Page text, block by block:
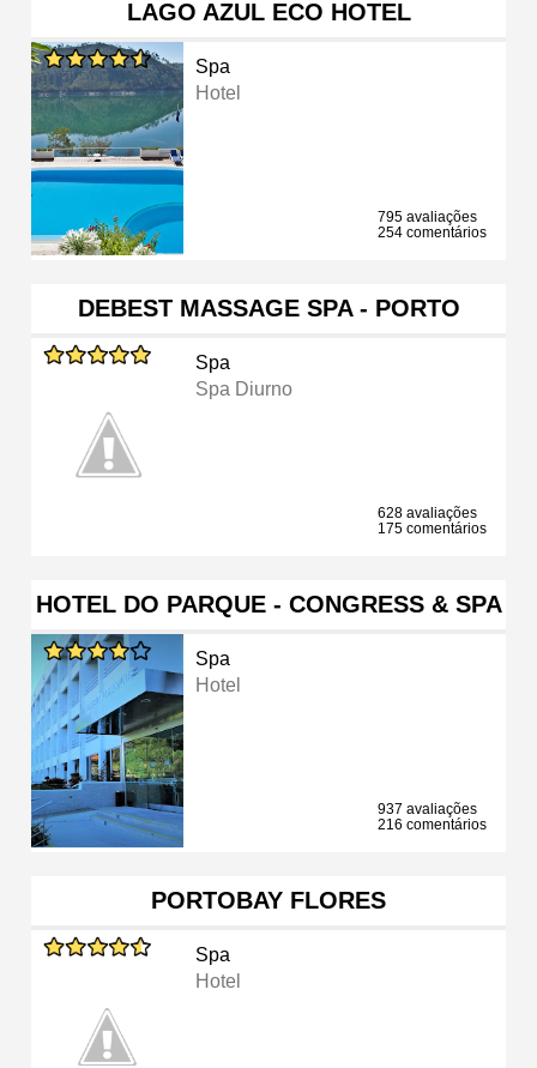
LAGO AZUL ECO HOTEL
Spa
Hotel
795 avaliações
254 comentários
DEBEST MASSAGE SPA - PORTO
Spa
Spa Diurno
628 avaliações
175 comentários
HOTEL DO PARQUE - CONGRESS & SPA
Spa
Hotel
937 avaliações
216 comentários
PORTOBAY FLORES
Spa
Hotel